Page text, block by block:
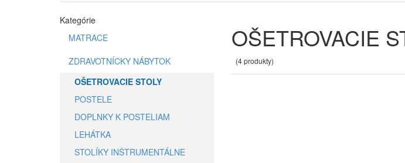
Kategórie
MATRACE
ZDRAVOTNÍCKY NÁBYTOK
OŠETROVACIE STOLY
POSTELE
DOPLNKY K POSTELIAM
LEHÁTKA
STOLÍKY INŠTRUMENTÁLNE
OŠETROVACIE
(4 produkty)